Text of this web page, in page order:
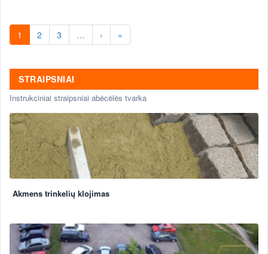
1 2 3 … › »
STRAIPSNIAI
Instrukciniai straipsniai abėcėlės tvarka
Akmens trinkelių klojimas